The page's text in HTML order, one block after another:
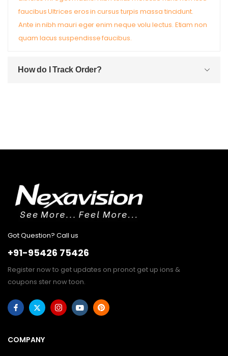
faucibus Ultrices eros in cursus turpis massa tincidunt.
Ante in nibh mauri eger enim neque volu lectus. Etiam non
quam lacus suspendisse faucibus.
How do I Track Order?
Got Question? Call us
+91-95426 75426
Register now to get updates on pronot get up ions &
coupons ster now toon.
COMPANY